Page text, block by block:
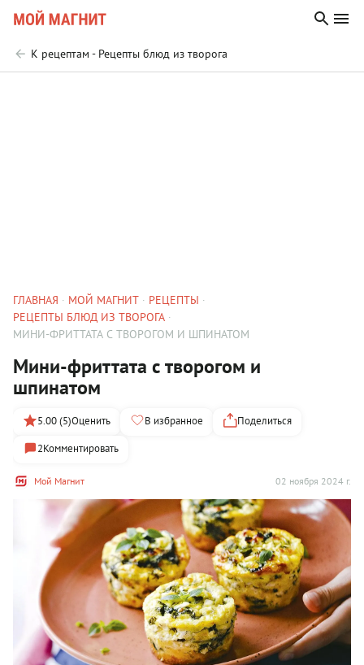
К рецептам - Рецепты блюд из творога
ГЛАВНАЯ МОЙ МАГНИТ
РЕЦЕПТЫ
РЕЦЕПТЫ БЛЮД ИЗ ТВОРОГА
МИНИ-ФРИТТАТА С ТВОРОГОМ И ШПИНАТОМ
Мини-фриттата с творогом и
шпинатом
Мой Магнит 02 ноября 2024 г.
5.00 (5)Оценить В избранное
Поделиться
2Комментировать